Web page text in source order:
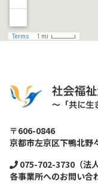
〒606-0846
京都市左京区下鴨北野
075-702-3730（法人
各事業所へのお問い合